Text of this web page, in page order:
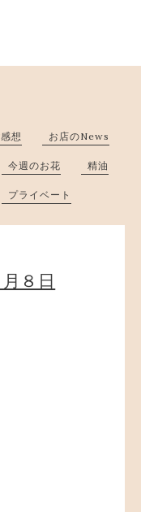
想 お店のNews
今週のお花 精油
プライベート
８日